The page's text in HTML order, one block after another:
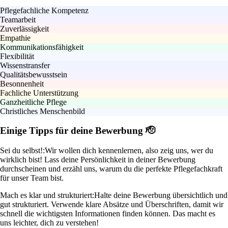
Pflegefachliche Kompetenz
Teamarbeit
Zuverlässigkeit
Empathie
Kommunikationsfähigkeit
Flexibilität
Wissenstransfer
Qualitätsbewusstsein
Besonnenheit
Fachliche Unterstützung
Ganzheitliche Pflege
Christliches Menschenbild
Einige Tipps für deine Bewerbung 🫡
Sei du selbst!:Wir wollen dich kennenlernen, also zeig uns, wer du
wirklich bist! Lass deine Persönlichkeit in deiner Bewerbung
durchscheinen und erzähl uns, warum du die perfekte Pflegefachkraft
für unser Team bist.
Mach es klar und strukturiert:Halte deine Bewerbung übersichtlich und
gut strukturiert. Verwende klare Absätze und Überschriften, damit wir
schnell die wichtigsten Informationen finden können. Das macht es
uns leichter, dich zu verstehen!